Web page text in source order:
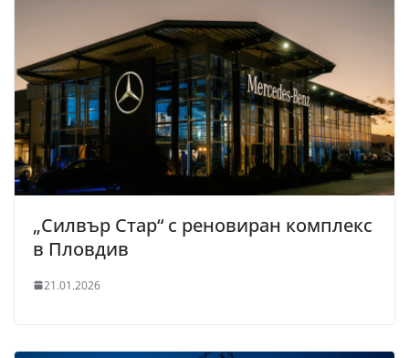
„Силвър Стар“ с реновиран комплекс
в Пловдив
21.01.2026